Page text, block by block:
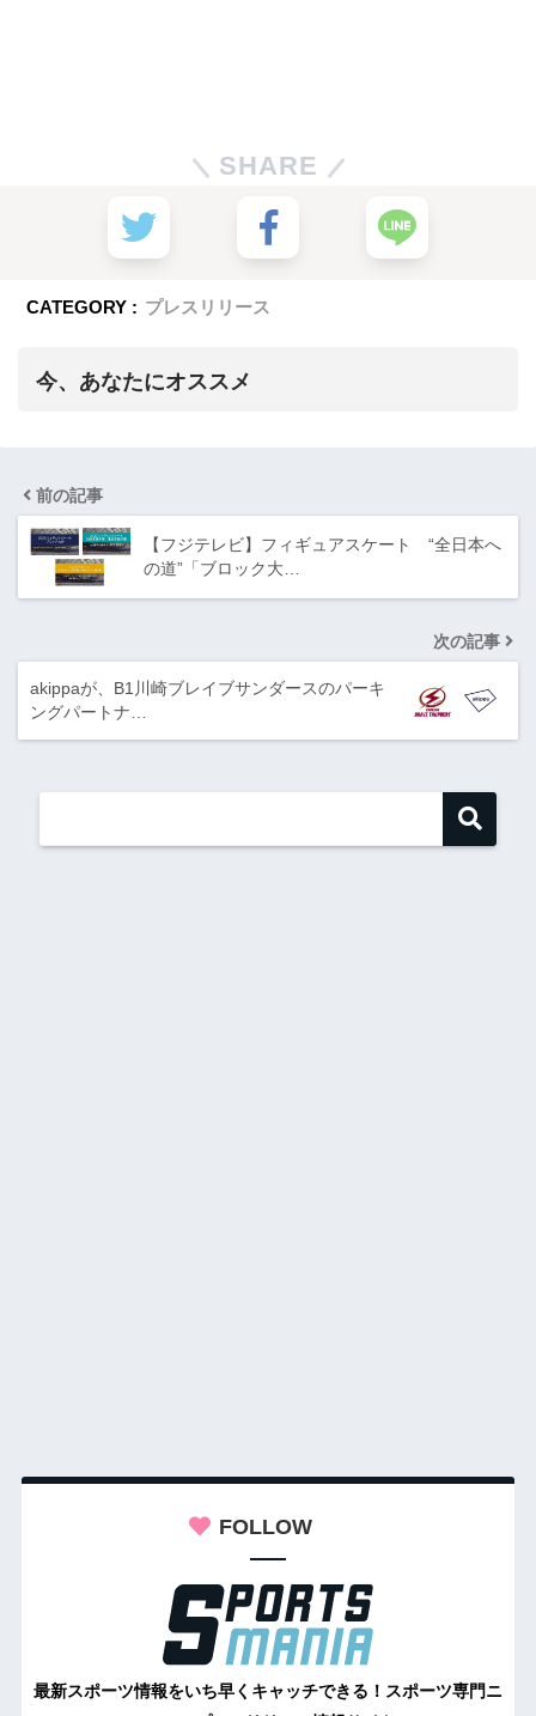
SHARE
CATEGORY : プレスリリース
今、あなたにオススメ
前の記事
【フジテレビ】フィギュアスケート “全日本へ
の道”「ブロック大…
次の記事
akippaが、B1川崎ブレイブサンダースのパーキ
ングパートナ…
FOLLOW
最新スポーツ情報をいち早くキャッチできる！スポーツ専門ニ